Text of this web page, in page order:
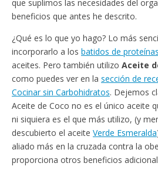
que suplimos las necesidades del
beneficios que antes he descrito.
¿Qué es lo que yo hago? Lo más
incorporarlo a los batidos de proteínas
aceites. Pero también utilizo Aceite
como puedes ver en la sección de
Cocinar sin Carbohidratos. Dejemos
Aceite de Coco no es el único aceite
ni siquiera es el que más utilizo, (y
descubierto el aceite Verde Esmeralda
aliado más en la cruzada contra la
proporciona otros beneficios